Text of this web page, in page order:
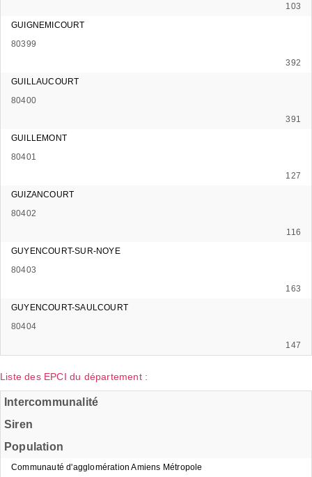
103
GUIGNEMICOURT
80399
392
GUILLAUCOURT
80400
391
GUILLEMONT
80401
127
GUIZANCOURT
80402
116
GUYENCOURT-SUR-NOYE
80403
163
GUYENCOURT-SAULCOURT
80404
147
Liste des EPCI du département :
Intercommunalité
Siren
Population
Communauté d'agglomération Amiens Métropole